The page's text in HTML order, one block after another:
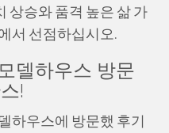
상승와 품격 높은 삶 가
서 선점하십시오.
델하우스 방문
!
하우스에 방문했 후기